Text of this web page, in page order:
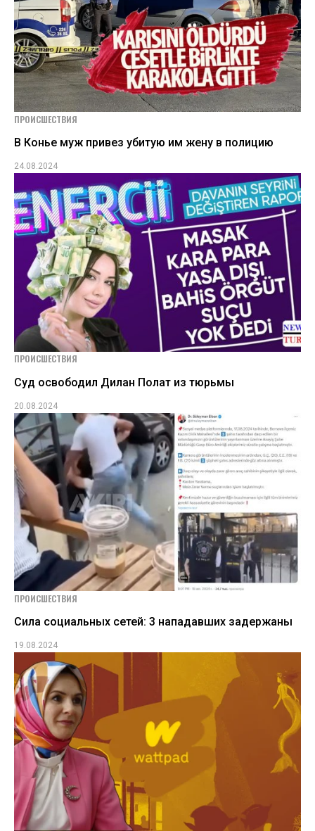
ПРОИСШЕСТВИЯ
В Конье муж привез убитую им жену в полицию
24.08.2024
ПРОИСШЕСТВИЯ
Суд освободил Дилан Полат из тюрьмы
20.08.2024
ПРОИСШЕСТВИЯ
Сила социальных сетей: 3 нападавших задержаны
19.08.2024